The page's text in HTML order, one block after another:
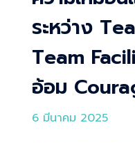
ระหว่าง
Team
อ้อม
6 มีนาคม 2025